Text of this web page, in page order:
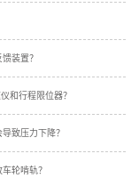
装置？
和行程限位器？
致压力下降？
轮啃轨？